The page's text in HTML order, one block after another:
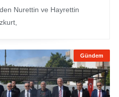
Nurettin ve Hayrettin
Gündem